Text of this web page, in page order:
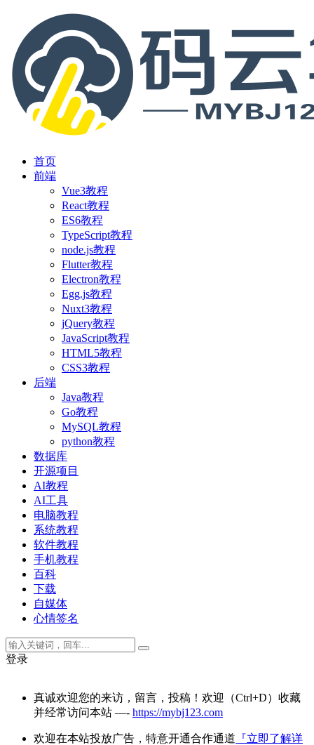
首页
前端
Vue3教程
React教程
ES6教程
TypeScript教程
node.js教程
Flutter教程
Electron教程
Egg.js教程
Nuxt3教程
jQuery教程
JavaScript教程
HTML5教程
CSS3教程
后端
Java教程
Go教程
MySQL教程
python教程
数据库
开源项目
AI教程
AI工具
电脑教程
系统教程
软件教程
手机教程
百科
下载
自媒体
心情签名
登录
真诚欢迎您的来访，留言，投稿！欢迎（Ctrl+D）收藏
并经常访问本站 —- https://mybj123.com
欢迎在本站投放广告，特意开通合作通道 『立即了解详